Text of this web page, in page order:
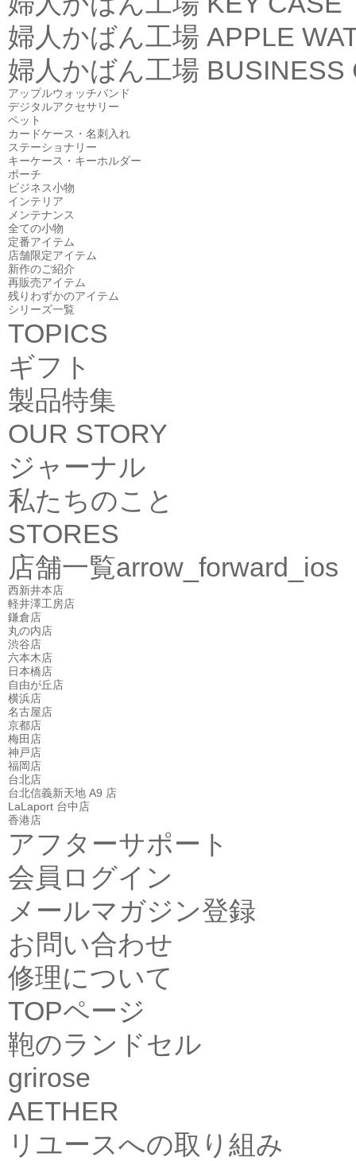
婦人かばん工場 APPLE
婦人かばん工場 BUSINESS
アップルウォッチバンド
デジタルアクセサリー
ペット
カードケース・名刺入れ
ステーショナリー
キーケース・キーホルダー
ポーチ
ビジネス小物
インテリア
メンテナンス
全ての小物
定番アイテム
店舗限定アイテム
新作のご紹介
再販売アイテム
残りわずかのアイテム
シリーズ一覧
TOPICS
ギフト
製品特集
OUR STORY
ジャーナル
私たちのこと
STORES
店舗一覧arrow_forward_ios
西新井本店
軽井澤工房店
鎌倉店
丸の内店
渋谷店
六本木店
日本橋店
自由が丘店
横浜店
名古屋店
京都店
梅田店
神戸店
福岡店
台北店
台北信義新天地 A9 店
LaLaport 台中店
香港店
アフターサポート
会員ログイン
メールマガジン登録
お問い合わせ
修理について
TOPページ
鞄のランドセル
grirose
AETHER
リユースへの取り組み